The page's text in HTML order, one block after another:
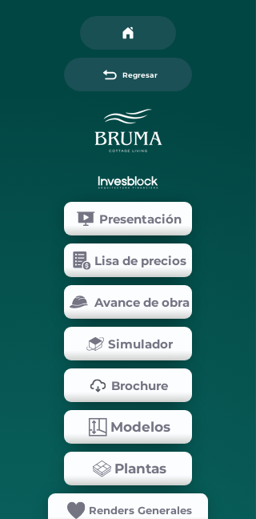
Regresar
Presentación
Lisa de precios
Avance de obra
Simulador
Brochure
Modelos
Plantas
Renders Generales